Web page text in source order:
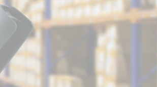
standards ou développées